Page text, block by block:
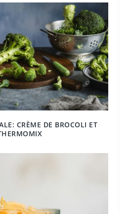
CRÈME DE BROCOLI ET